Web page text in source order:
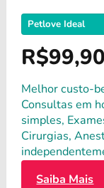
Petlove Ideal
Melhor custo-
Consultas em
simples,
Cirurgias,
Saiba Mais